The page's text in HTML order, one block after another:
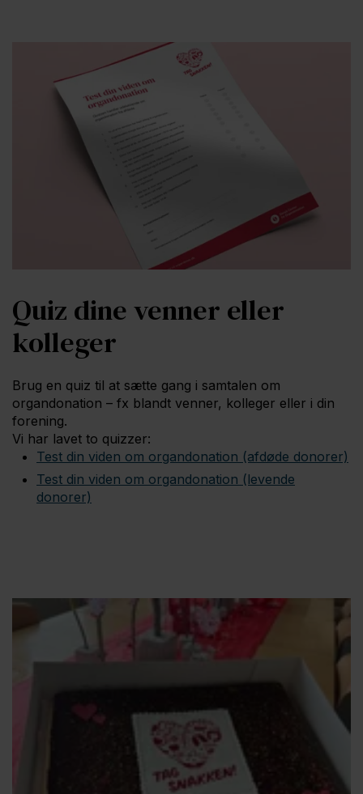
Quiz dine venner eller
kolleger
Brug en quiz til at sætte gang i samtalen om
organdonation – fx blandt venner, kolleger eller i din
forening.
Vi har lavet to quizzer:
Test din viden om organdonation (afdøde donorer)
Test din viden om organdonation (levende
donorer)